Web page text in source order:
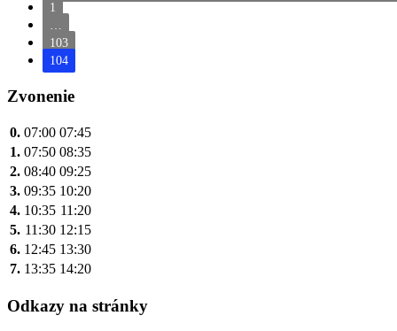
1
…
103
104
Zvonenie
0. 07:00 07:45
1. 07:50 08:35
2. 08:40 09:25
3. 09:35 10:20
4. 10:35 11:20
5. 11:30 12:15
6. 12:45 13:30
7. 13:35 14:20
Odkazy na stránky